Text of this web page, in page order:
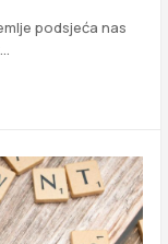
podsjeća nas